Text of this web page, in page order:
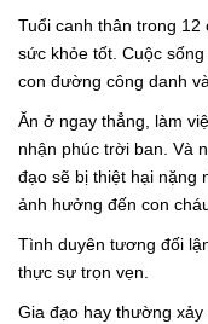
Tuổi canh thân trong 12
sức khỏe tốt. Cuộc
con đường công danh
Ăn ở ngay thẳng, làm
nhận phúc trời ban. Và
đạo sẽ bị thiệt hại nặng
ảnh hưởng đến con
Tình duyên tương đối
thực sự trọn vẹn.
Gia đạo hay thường